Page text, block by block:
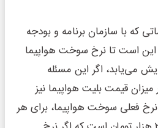
که با سازمان برنامه و بودجه
این است تا نرخ سوخت هواپیما
افزایش می‌یابد، اگر این مسئله
قیمت بلیت هواپیما نیز
فعلی سوخت هواپیما، برای هر